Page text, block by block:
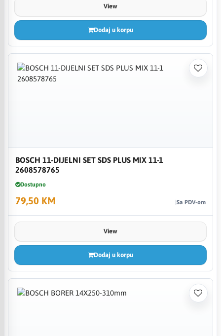
View
Dodaj u korpu
BOSCH 11-DIJELNI SET SDS PLUS MIX 11-1
2608578765
Dostupno
79,50 KM Sa PDV-om
View
Dodaj u korpu